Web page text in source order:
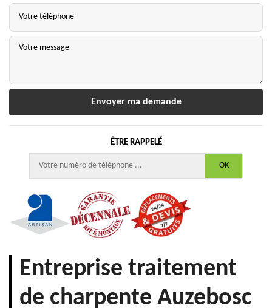
ÊTRE RAPPELÉ
Entreprise traitement
de charpente Auzebosc